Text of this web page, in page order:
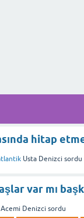
hitap
Usta Denizci sordu
var mı
Acemi Denizci sordu